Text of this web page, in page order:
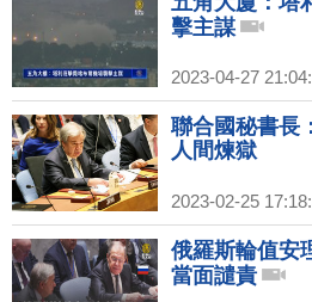
擊主謀
2023-04-27
聯合國秘書長
人間煉獄
2023-02-25
俄羅斯輪值安
當面譴責